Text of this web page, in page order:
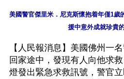
美國警官傑里米．尼克斯懷抱着年僅1歲
【人民報消息】美國佛州一
回家途中，發現有人向他求
燈發出緊急求救訊號，警官